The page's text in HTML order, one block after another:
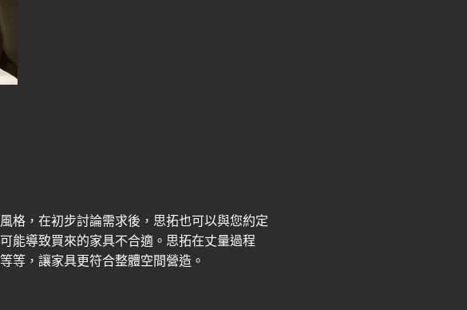
格，在初步討論需求後，思拓也可以與您約定
能導致買來的家具不合適。思拓在丈量過程
等，讓家具更符合整體空間營造。